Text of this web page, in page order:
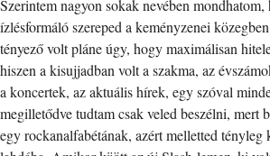
Szerintem nagyon sokak nevében
ízlésformáló szereped a keményzenei
tényező volt pláne úgy, hogy maximálisan
hiszen a kisujjadban volt a szakma, az
a koncertek, az aktuális hírek, egy szóval
megilletődve tudtam csak veled beszélni, mert
egy rockanalfabétának, azért melletted tényleg